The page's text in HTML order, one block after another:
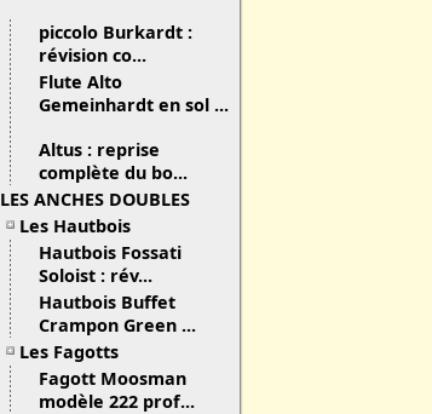
piccolo Burkardt :
révision co...
Flute Alto
Gemeinhardt en sol ...
Altus : reprise
complète du bo...
LES ANCHES DOUBLES
Les Hautbois
Hautbois Fossati
Soloist : rév...
Hautbois Buffet
Crampon Green ...
Les Fagotts
Fagott Moosman
modèle 222 prof...